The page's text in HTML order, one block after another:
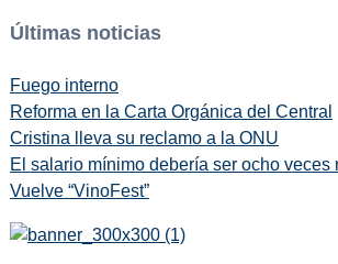
Últimas noticias
Fuego interno
Reforma en la Carta Orgánica del Central
Cristina lleva su reclamo a la ONU
El salario mínimo debería ser ocho veces
Vuelve “VinoFest”